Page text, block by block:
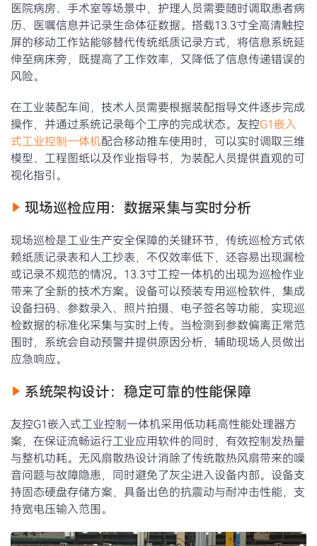
医院病房、手术室等场景中，护理人员需要随时调取患者病
历、医嘱信息并记录生命体征数据。搭载13.3寸全高清触控
屏的移动工作站能够替代传统纸质记录方式，将信息系统延
伸至病床旁，既提高了工作效率，又降低了信息传递错误的
风险。
在工业装配车间，技术人员需要根据装配指导文件逐步完成
操作，并通过系统记录每个工序的完成状态。友控G1嵌入
式工业控制一体机配合移动推车使用时，可以实时调取三维
模型、工程图纸以及作业指导书，为装配人员提供直观的可
视化指引。
现场巡检应用：数据采集与实时分析
现场巡检是工业生产安全保障的关键环节，传统巡检方式依
赖纸质记录表和人工抄表，不仅效率低下，还容易出现漏检
或记录不规范的情况。13.3寸工控一体机的出现为巡检作业
带来了全新的技术方案。设备可以预装专用巡检软件，集成
设备扫码、参数录入、照片拍摄、电子签名等功能，实现巡
检数据的标准化采集与实时上传。当检测到参数偏离正常范
围时，系统会自动预警并提供原因分析，辅助现场人员做出
应急响应。
系统架构设计：稳定可靠的性能保障
友控G1嵌入式工业控制一体机采用低功耗高性能处理器方
案，在保证流畅运行工业应用软件的同时，有效控制发热量
与整机功耗。无风扇散热设计消除了传统散热风扇带来的噪
音问题与故障隐患，同时避免了灰尘进入设备内部。设备支
持固态硬盘存储方案，具备出色的抗震动与耐冲击性能，支
持宽电压输入范围。